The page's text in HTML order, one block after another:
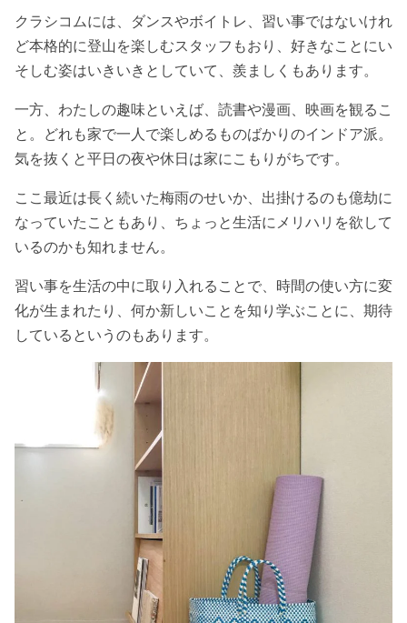
クラシコムには、ダンスやボイトレ、習い事ではないけれ
ど本格的に登山を楽しむスタッフもおり、好きなことにい
そしむ姿はいきいきとしていて、羨ましくもあります。
一方、わたしの趣味といえば、読書や漫画、映画を観るこ
と。どれも家で一人で楽しめるものばかりのインドア派。
気を抜くと平日の夜や休日は家にこもりがちです。
ここ最近は長く続いた梅雨のせいか、出掛けるのも億劫に
なっていたこともあり、ちょっと生活にメリハリを欲して
いるのかも知れません。
習い事を生活の中に取り入れることで、時間の使い方に変
化が生まれたり、何か新しいことを知り学ぶことに、期待
しているというのもあります。